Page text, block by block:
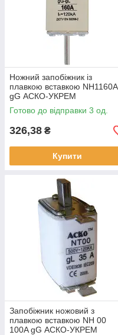
Ножний запобіжник із
плавкою вставкою NH1160A
gG АСКО-УКРЕМ
Готово до відправки 3 од.
326,38 ₴
Купити
Запобіжник ножовий з
плавкою вставкою NH 00
100A gG АСКО-УКРЕМ